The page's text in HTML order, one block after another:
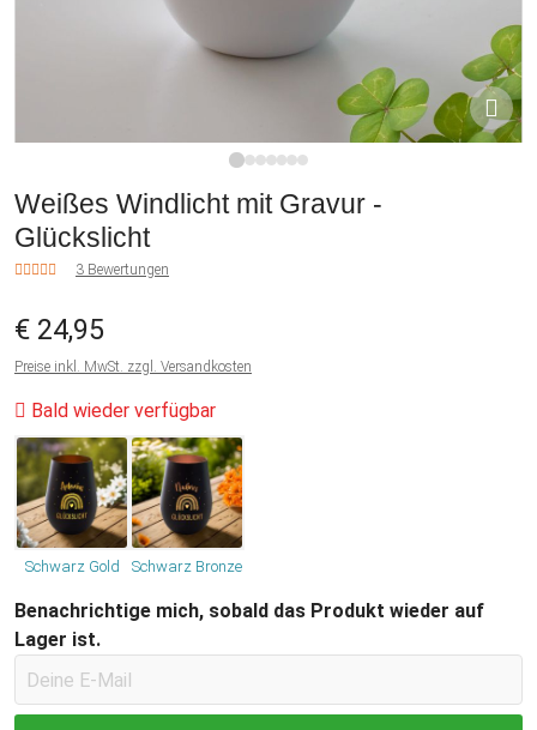
Weißes Windlicht mit Gravur -
Glückslicht
3 Bewertungen
€ 24,95
Preise inkl. MwSt. zzgl. Versandkosten
Bald wieder verfügbar
Schwarz Gold Schwarz Bronze
Benachrichtige mich, sobald das Produkt wieder auf
Lager ist.